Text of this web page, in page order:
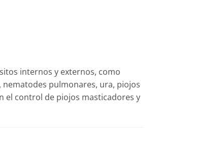
internos y externos, como
pulmonares, ura, piojos
el control de piojos masticadores y